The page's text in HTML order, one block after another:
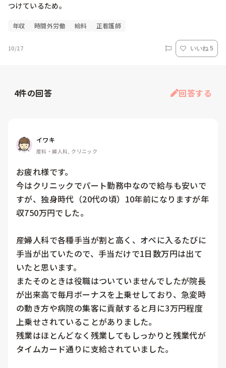
つけているため。
年収 時間外労働 給料 正看護師
10/27 いいね 5
4件の回答 回答する
イワキ
産科・婦人科, クリニック
お疲れ様です。
今はクリニックでパート勤務中なので給与も安いで
すが、独身時代（20代の頃）10年前になりますが年
収750万円でした。
産婦人科で各種手当が割と高く、オペに入るたびに
手当が出ていたので、手当だけで1日数万円は出て
いたと思います。
またそのときは役職はついていませんでしたが院長
が出来高で毎月ボーナスを上乗せしており、急変時
の動き方や病院の集客に貢献すると月に3万円程度
上乗せされていることがありました。
残業はほとんどなく残業してもしっかりと残業代が
タイムカード通りに支給されていました。